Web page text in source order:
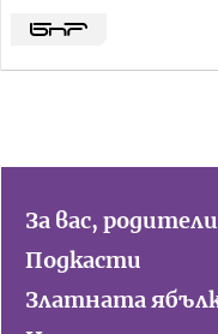
За вас, родители
Подкасти
Златната